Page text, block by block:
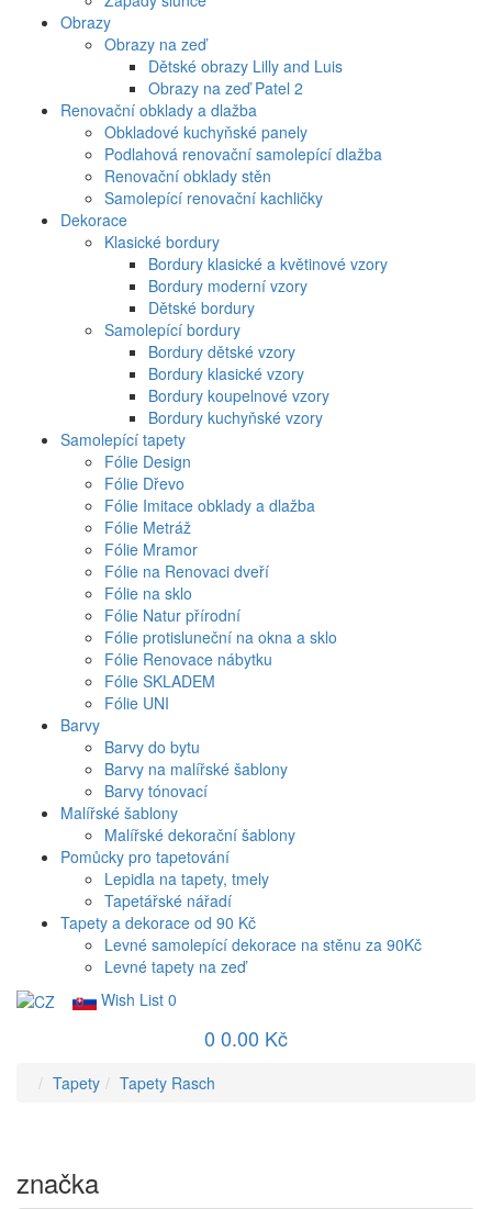
Obrazy
Obrazy na zeď
Dětské obrazy Lilly and Luis
Obrazy na zeď Patel 2
Renovační obklady a dlažba
Obkladové kuchyňské panely
Podlahová renovační samolepící dlažba
Renovační obklady stěn
Samolepící renovační kachličky
Dekorace
Klasické bordury
Bordury klasické a květinové vzory
Bordury moderní vzory
Dětské bordury
Samolepící bordury
Bordury dětské vzory
Bordury klasické vzory
Bordury koupelnové vzory
Bordury kuchyňské vzory
Samolepící tapety
Fólie Design
Fólie Dřevo
Fólie Imitace obklady a dlažba
Fólie Metráž
Fólie Mramor
Fólie na Renovaci dveří
Fólie na sklo
Fólie Natur přírodní
Fólie protisluneční na okna a sklo
Fólie Renovace nábytku
Fólie SKLADEM
Fólie UNI
Barvy
Barvy do bytu
Barvy na malířské šablony
Barvy tónovací
Malířské šablony
Malířské dekorační šablony
Pomůcky pro tapetování
Lepidla na tapety, tmely
Tapetářské nářadí
Tapety a dekorace od 90 Kč
Levné samolepící dekorace na stěnu za 90Kč
Levné tapety na zeď
Wish List 0
0 0.00 Kč
Tapety Tapety Rasch
značka